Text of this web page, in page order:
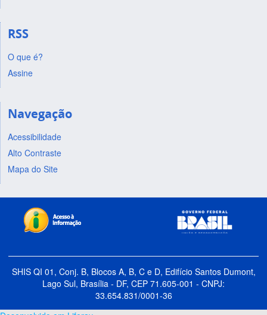
RSS
O que é?
Assine
Navegação
Acessibilidade
Alto Contraste
Mapa do Site
SHIS QI 01, Conj. B, Blocos A, B, C e D, Edifício Santos Dumont,
Lago Sul, Brasília - DF, CEP 71.605-001 - CNPJ:
33.654.831/0001-36